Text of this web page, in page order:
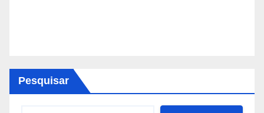
Pesquisar